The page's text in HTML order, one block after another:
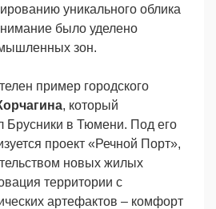
уникального облика
было уделено
зон.
пример городского
, который
Брусники в Тюмени. Под его
проект «Речной Порт»,
новых жилых
территории с
артефактов – комфорт